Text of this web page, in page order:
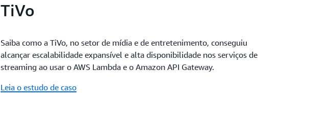
TiVo
Saiba como a TiVo, no setor de mídia e de entretenimento, conseguiu
alcançar escalabilidade expansível e alta disponibilidade nos serviços de
streaming ao usar o AWS Lambda e o Amazon API Gateway.
Leia o estudo de caso